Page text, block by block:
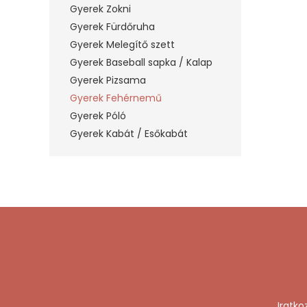
Gyerek Zokni
Gyerek Fürdőruha
Gyerek Melegítő szett
Gyerek Baseball sapka / Kalap
Gyerek Pizsama
Gyerek Fehérnemű
Gyerek Póló
Gyerek Kabát / Esőkabát